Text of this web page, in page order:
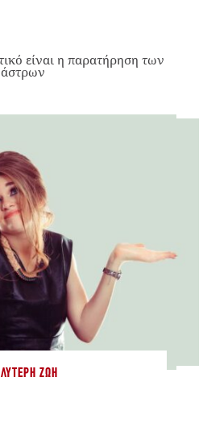
είναι η παρατήρηση των
άστρων
ΖΩΉ